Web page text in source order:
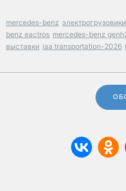
mercedes-benz электрогрузовики
benz eactros mercedes-benz
выставки iaa transportation-2026